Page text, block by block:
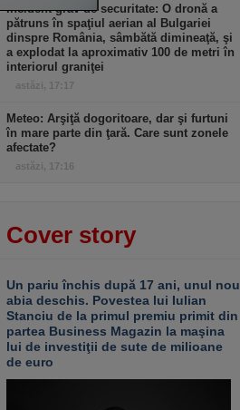
Incident grav de securitate: O dronă a
pătruns în spaţiul aerian al Bulgariei
dinspre România, sâmbătă dimineaţă, şi
a explodat la aproximativ 100 de metri în
interiorul graniţei
astăzi, 17:17
Meteo: Arşiţă dogoritoare, dar şi furtuni
în mare parte din ţară. Care sunt zonele
afectate?
astăzi, 17:16
Cover story
Un pariu închis după 17 ani, unul nou
abia deschis. Povestea lui Iulian
Stanciu de la primul premiu primit din
partea Business Magazin la maşina
lui de investiţii de sute de milioane
de euro